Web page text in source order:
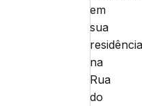
em
sua
residência
na
Rua
do